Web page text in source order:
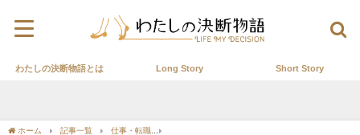
わたしの決断物語とは Long Story Short Story
ホーム 記事一覧 仕事・転職